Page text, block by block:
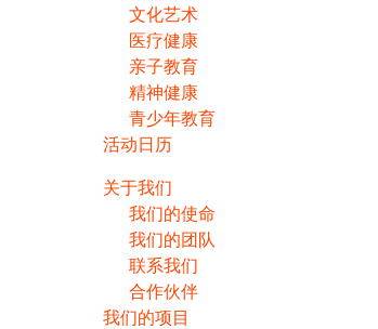
文化艺术
医疗健康
亲子教育
精神健康
青少年教育
活动日历
关于我们
我们的使命
我们的团队
联系我们
合作伙伴
我们的项目